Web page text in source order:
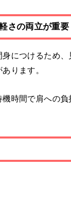
さの両立が重要
につけるため
ります。
時間で肩への